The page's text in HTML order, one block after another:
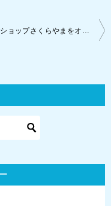
Re☆ショップさくらやまをオープンしました。